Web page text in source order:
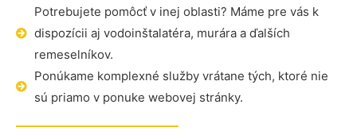
Potrebujete pomôcť v inej oblasti? Máme pre vás k
dispozícii aj vodoinštalatéra, murára a ďalších
remeselníkov.
Ponúkame komplexné služby vrátane tých, ktoré nie
sú priamo v ponuke webovej stránky.